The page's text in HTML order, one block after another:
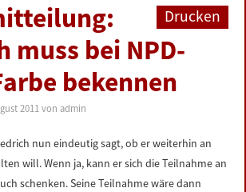
Drucken
muss bei NPD-
bekennen
2011 vonadmin
nun eindeutig sagt, ob er weiterhin an
will. Wenn ja, kann er sich die Teilnahme an
schenken. Seine Teilnahme wäre dann